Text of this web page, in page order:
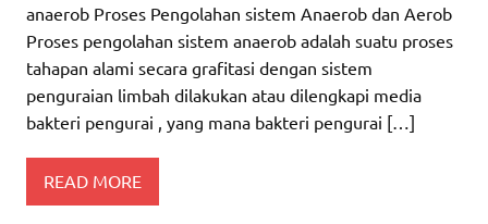
anaerob Proses Pengolahan sistem Anaerob dan Aerob
Proses pengolahan sistem anaerob adalah suatu proses
tahapan alami secara grafitasi dengan sistem
penguraian limbah dilakukan atau dilengkapi media
bakteri pengurai , yang mana bakteri pengurai […]
READ MORE